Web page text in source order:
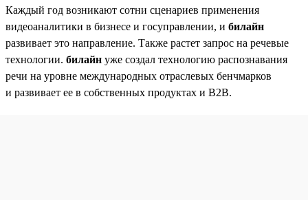
Каждый год возникают сотни сценариев применения
видеоаналитики в бизнесе и госуправлении, и билайн
развивает это направление. Также растет запрос на речевые
технологии. билайн уже создал технологию распознавания
речи на уровне международных отраслевых бенчмарков
и развивает ее в собственных продуктах и B2B.